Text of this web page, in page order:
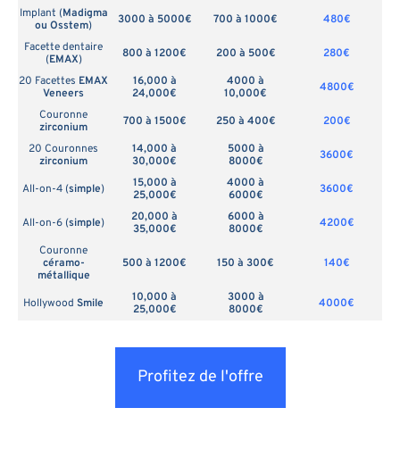
Implant (Madigma
ou Osstem) 3000 à 5000€ 700 à 1000€
480€
Facette dentaire
(EMAX) 800 à 1200€ 200 à 500€
280€
20 Facettes EMAX
Veneers
16,000 à
24,000€
4000 à
10,000€
4800€
Couronne
zirconium
700 à 1500€ 250 à 400€
200€
20 Couronnes
zirconium
14,000 à
30,000€
5000 à
8000€
3600€
All-on-4 (simple)
15,000 à
25,000€
4000 à
6000€
3600€
All-on-6 (simple)
20,000 à
35,000€
6000 à
8000€
4200€
Couronne
céramo-
métallique
500 à 1200€ 150 à 300€ 140€
Hollywood Smile
10,000 à
25,000€
3000 à
8000€
4000€
Profitez de l'offre